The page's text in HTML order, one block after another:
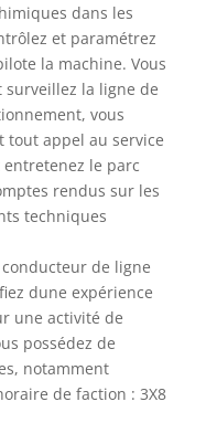
dans les
et paramétrez
la machine. Vous
surveillez la ligne de
vous
tout appel au service
le parc
rendus sur les
techniques
de ligne
dune expérience
une activité de
possédez de
notamment
de faction : 3X8